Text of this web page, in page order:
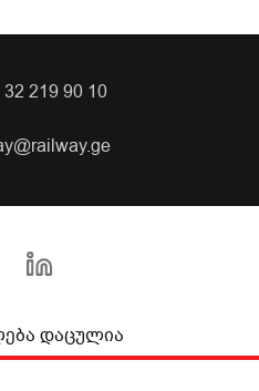
32 219 90 10
დაცულია